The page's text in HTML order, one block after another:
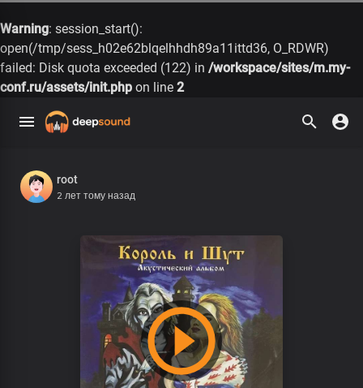
Warning: session_start():
open(/tmp/sess_h02e62blqelhhdh89a11ittd36, O_RDWR)
failed: Disk quota exceeded (122) in /workspace/sites/m.my-
conf.ru/assets/init.php on line 2
root
2 лет тому назад